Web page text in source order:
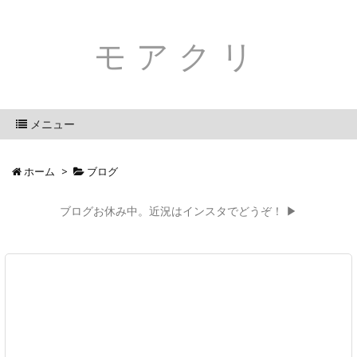
モアクリ
メニュー
ホーム > ブログ
ブログお休み中。近況はインスタでどうぞ！ ▶